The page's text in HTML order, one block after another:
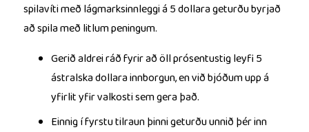
spilavíti með lágmarksinnleggi á 5 dollara geturðu byrjað
að spila með litlum peningum.
Gerið aldrei ráð fyrir að öll prósentustig leyfi 5
ástralska dollara innborgun, en við bjóðum upp á
yfirlit yfir valkosti sem gera það.
Einnig í fyrstu tilraun þinni geturðu unnið þér inn